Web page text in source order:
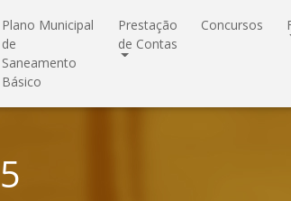
Plano Municipal
de
Saneamento
Básico
Prestação
de Contas
Concursos